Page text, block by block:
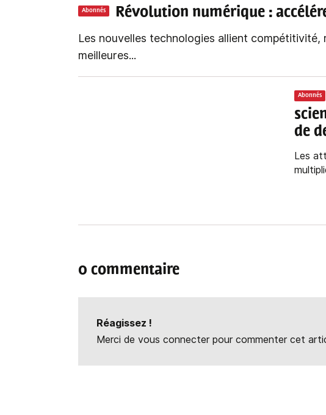
Abonnés Révolution numérique :
Les nouvelles technologies allient compétitivité,
meilleures...
Abonnés
de
Les
0 commentaire
Réagissez !
Merci de vous connecter pour commenter cet